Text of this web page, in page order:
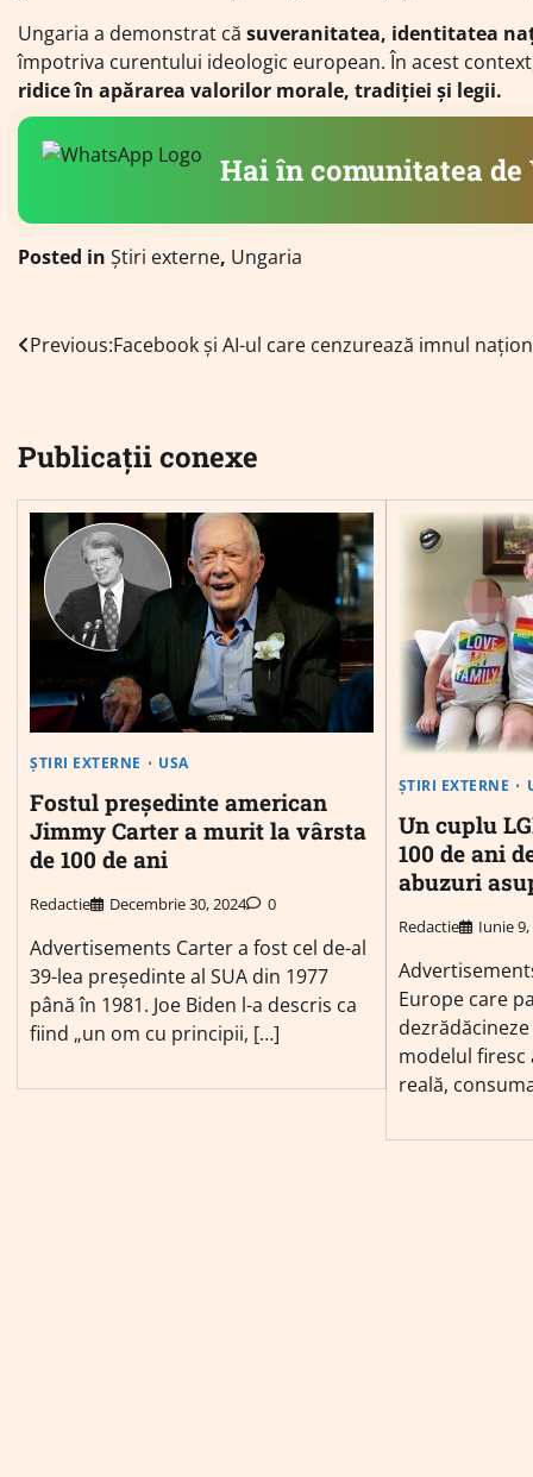
Ungaria a demonstrat că suveranitatea, identitatea
împotriva curentului ideologic european. În acest
ridice în apărarea valorilor morale, tradiției și legii.
Hai în comunitatea
Posted in Știri externe, Ungaria
Navigare
articole
Previous:Facebook și AI-ul care cenzurează imnul
Publicații conexe
ȘTIRI EXTERNE USA
Fostul președinte american
Jimmy Carter a murit la vârsta
de 100 de ani
Redactie Decembrie 30, 2024 0
Advertisements Carter a fost cel de-al
39-lea președinte al SUA din 1977
până în 1981. Joe Biden l-a descris ca
fiind „un om cu principii, […]
ȘTIRI EXTERNE
Un cuplu
100 de ani
abuzuri
Redactie Iunie 9,
Europe care
modelul firesc
reală,